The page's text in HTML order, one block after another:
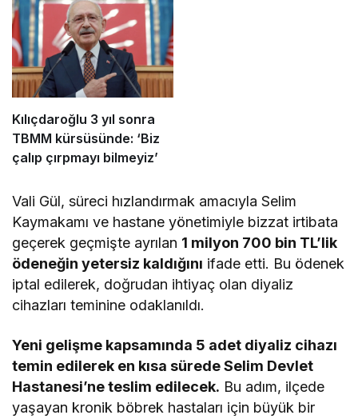
Kılıçdaroğlu 3 yıl sonra
TBMM kürsüsünde: ‘Biz
çalıp çırpmayı bilmeyiz’
Vali Gül, süreci hızlandırmak amacıyla Selim
Kaymakamı ve hastane yönetimiyle bizzat irtibata
geçerek geçmişte ayrılan 1 milyon 700 bin TL’lik
ödeneğin yetersiz kaldığını ifade etti. Bu ödenek
iptal edilerek, doğrudan ihtiyaç olan diyaliz
cihazları teminine odaklanıldı.
Yeni gelişme kapsamında 5 adet diyaliz cihazı
temin edilerek en kısa sürede Selim Devlet
Hastanesi’ne teslim edilecek. Bu adım, ilçede
yaşayan kronik böbrek hastaları için büyük bir